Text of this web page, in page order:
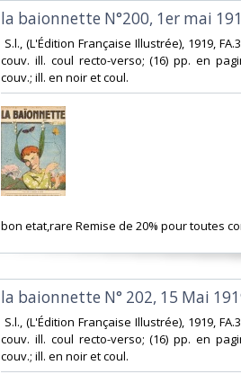
‎la baionnette N°200, 1er mai
S.l., (L'Édition Française Illustrée), 1919,
couv. ill. coul recto-verso; (16) pp. en
couv.; ill. en noir et coul. ‎
‎bon etat,rare Remise de 20% pour toutes
‎la baionnette N° 202, 15 Mai
S.l., (L'Édition Française Illustrée), 1919,
couv. ill. coul recto-verso; (16) pp. en
couv.; ill. en noir et coul. ‎